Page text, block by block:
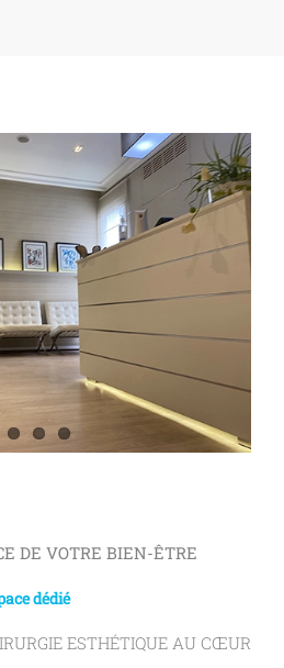
DE VOTRE BIEN-ÊTRE
dédié
ESTHÉTIQUE AU CŒUR